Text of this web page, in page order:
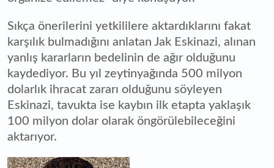
Sıkça önerilerini yetkililere aktardıklarını fakat
karşılık bulmadığını anlatan Jak Eskinazi, alınan
yanlış kararların bedelinin de ağır olduğunu
kaydediyor. Bu yıl zeytinyağında 500 milyon
dolarlık ihracat zararı olduğunu söyleyen
Eskinazi, tavukta ise kaybın ilk etapta yaklaşık
100 milyon dolar olarak öngörülebileceğini
aktarıyor.